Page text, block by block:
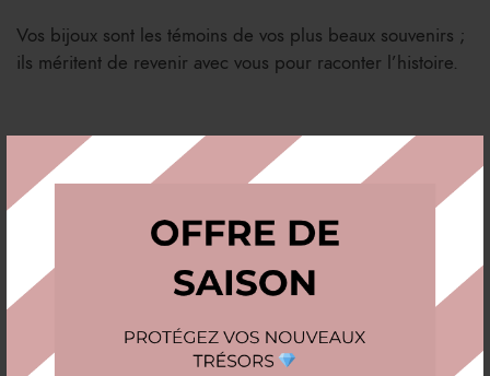
Vos bijoux sont les témoins de vos plus beaux souvenirs ;
ils méritent de revenir avec vous pour raconter l’histoire.
FAQ : Bijoux et Vacances
Que faire si je perds une boucle
d’oreille dans le sable ?
L’assurance voyage couvre-t-elle les